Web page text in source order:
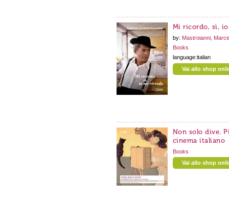
Mi ricordo, sì,
by: Mastroianni,
Books
language:italian
Vai allo shop
Non solo dive.
cinema italiano
Books
Vai allo shop